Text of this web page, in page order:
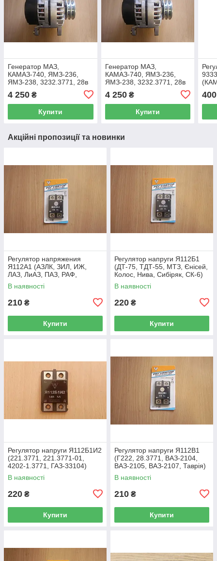
Генератор МАЗ,
КАМАЗ-740, ЯМЗ-236,
ЯМЗ-238, 3232.3771, 28в
4 250 ₴
Купити
Генератор МАЗ,
КАМАЗ-740, ЯМЗ-236,
ЯМЗ-238, 3232.3771, 28в
4 250₴
Купити
400
Акційні пропозиції та новинки
Регулятор напряжения
Я112А1 (АЗЛК, ЗИЛ, ИЖ,
ЛАЗ, ЛиАЗ, ПАЗ, РАФ,
Таврия) 14,0В, 5А
В наявності
210 ₴
Купити
Регулятор напруги Я112Б1
(ДТ-75, ТДТ-55, МТЗ, Єнісей,
Колос, Нива, Сибіряк, СК-6)
13,8/14,0 В, 5А
В наявності
220 ₴
Купити
Регулятор напруги Я112Б1И2
(221.3771, 221.3771-01,
4202-1.3771, ГАЗ-33104)
14,2/14,65 В, 5А
В наявності
220 ₴
Купити
Регулятор напруги Я112В1
(Г222, 28.3771, ВАЗ-2104,
ВАЗ-2105, ВАЗ-2107, Таврія)
14,0 В, 5А
В наявності
210 ₴
Купити